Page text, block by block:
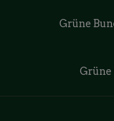
Grüne
Grüne